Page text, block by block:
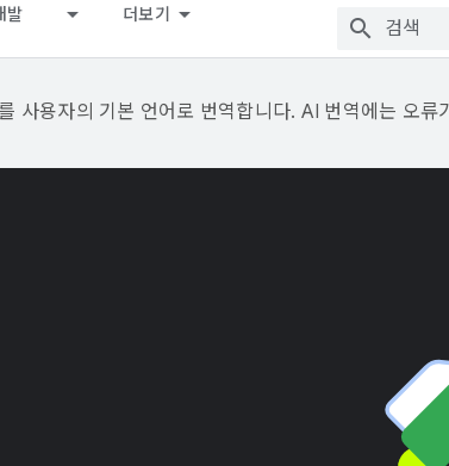
발 더보기
사용자의 기본 언어로 번역합니다. AI 번역에는 오류